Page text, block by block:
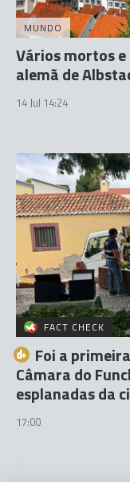
MUNDO
Vários mortos
alemã de
14 Jul 14:24
FACT CHECK
Foi a
Câmara do
esplanadas da
17:00